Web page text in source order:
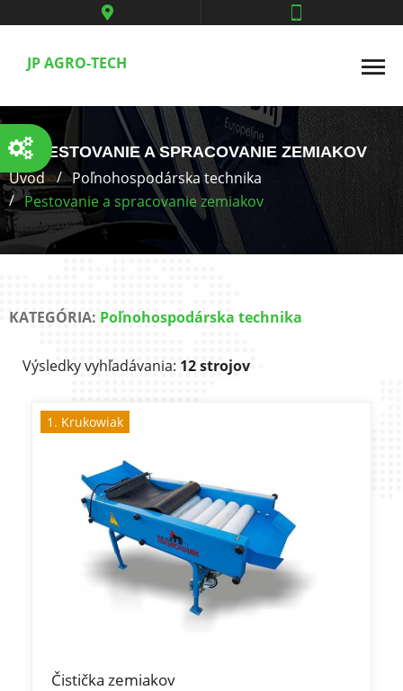
JP AGRO-TECH
PESTOVANIE A SPRACOVANIE ZEMIAKOV
Úvod
Poľnohospodárska technika
Pestovanie a spracovanie zemiakov
KATEGÓRIA: Poľnohospodárska technika
Výsledky vyhľadávania: 12 strojov
1. Krukowiak
Čistička zemiakov